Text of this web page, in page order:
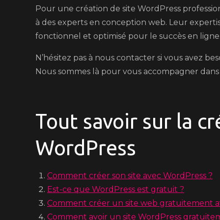
Pour une création de site WordPress
à des experts en conception web. Leur
fonctionnel et optimisé pour le succès en
N’hésitez pas à nous contacter si vous avez
Nous sommes là pour vous accompagner
Tout savoir sur la
WordPress
Comment créer son site avec WordPress ?
Est-ce que WordPress est gratuit ?
Comment créer un site web gratuitement
Comment avoir un site WordPress